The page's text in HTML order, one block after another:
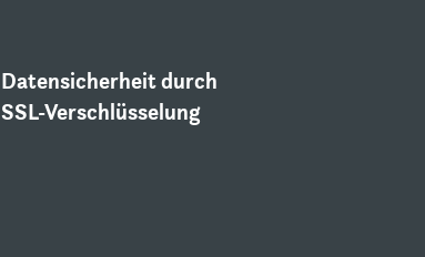
Datensicherheit durch
SSL-Verschlüsselung